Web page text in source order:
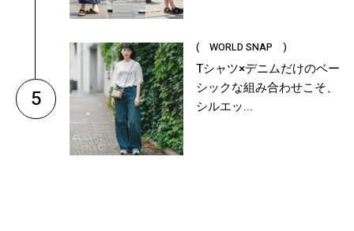
5
( WORLD SNAP )
Tシャツ×デニムだけのベー
シックな組み合わせこそ、
シルエッ...